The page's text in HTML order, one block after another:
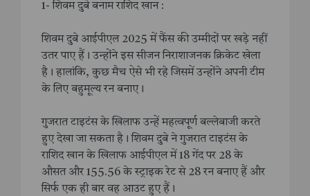
1- शिवम दुबे बनाम राशिद खान :
शिवम दुबे आईपीएल 2025 में फैंस की उम्मीदों पर खड़े नहीं
उतर पाए हैं। उन्होंने इस सीजन निराशाजनक क्रिकेट खेला
है। हालांकि, कुछ मैच ऐसे भी रहे जिसमें उन्होंने अपनी टीम
के लिए बहुमूल्य रन बनाए।
गुजरात टाइटंस के खिलाफ उन्हें महत्वपूर्ण बल्लेबाजी करते
हुए देखा जा सकता है। शिवम दुबे ने गुजरात टाइटंस के
राशिद खान के खिलाफ आईपीएल में 18 गेंद पर 28 के
औसत और 155.56 के स्ट्राइक रेट से 28 रन बनाए हैं और
सिर्फ एक ही बार वह आउट हुए हैं।